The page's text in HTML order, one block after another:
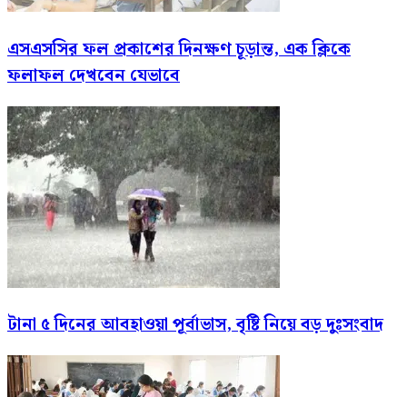
এসএসসির ফল প্রকাশের দিনক্ষণ চূড়ান্ত, এক ক্লিকে
ফলাফল দেখবেন যেভাবে
টানা ৫ দিনের আবহাওয়া পূর্বাভাস, বৃষ্টি নিয়ে বড় দুঃসংবাদ